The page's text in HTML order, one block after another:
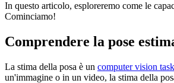
In questo articolo, esploreremo come le
Cominciamo!
Comprendere la pose
La stima della posa è un computer vision task
un'immagine o in un video, la stima della